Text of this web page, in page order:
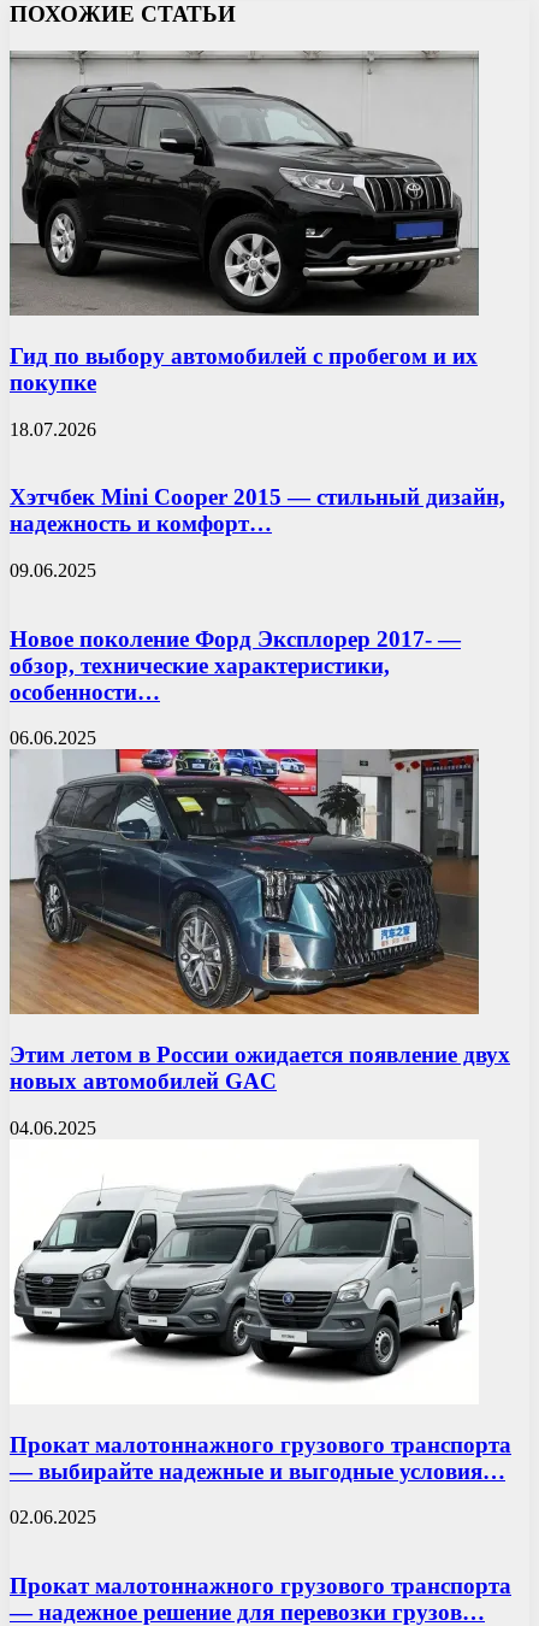
ПОХОЖИЕ СТАТЬИ
Гид по выбору автомобилей с пробегом и их
покупке
18.07.2026
Хэтчбек Mini Cooper 2015 — стильный дизайн,
надежность и комфорт…
09.06.2025
Новое поколение Форд Эксплорер 2017- —
обзор, технические характеристики,
особенности…
06.06.2025
Этим летом в России ожидается появление двух
новых автомобилей GAC
04.06.2025
Прокат малотоннажного грузового транспорта
— выбирайте надежные и выгодные условия…
02.06.2025
Прокат малотоннажного грузового транспорта
— надежное решение для перевозки грузов…